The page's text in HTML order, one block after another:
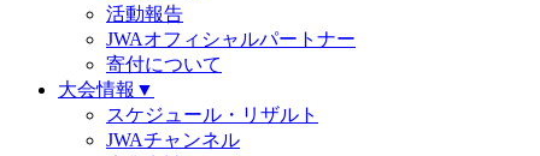
活動報告
JWAオフィシャルパートナー
寄付について
大会情報▼
スケジュール・リザルト
JWAチャンネル